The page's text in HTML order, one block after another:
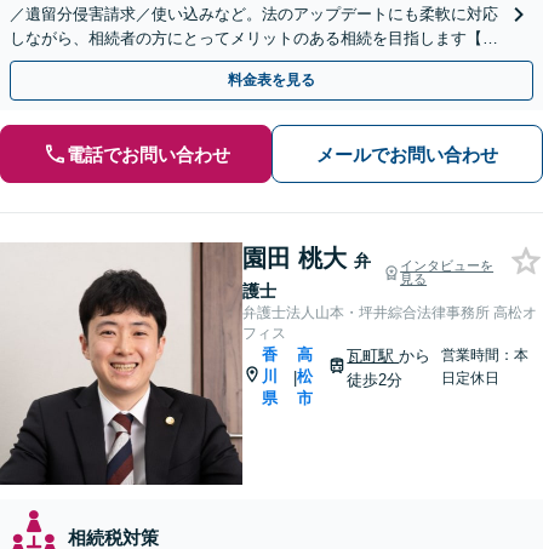
／遺留分侵害請求／使い込みなど。法のアップデートにも柔軟に対応
しながら、相続者の方にとってメリットのある相続を目指します【休
日／夜間面談OK（要予約）】
料金表を見る
電話でお問い合わせ メールでお問い合わせ
園田 桃大 弁
護士
インタビューを
見る
弁護士法人山本・坪井綜合法律事務所 高松オ
フィス
香
川
県
|
高
松
市
瓦町駅から
徒歩2分
営業時間：本
日定休日
相続税対策